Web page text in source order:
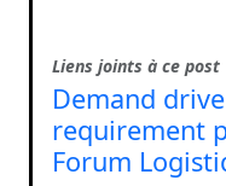
Liens joints à ce post
Demand
requirement
Forum